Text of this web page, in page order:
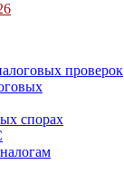
проверок
спорах